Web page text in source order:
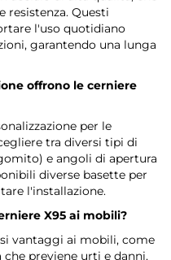
resistenza. Questi
l'uso quotidiano
garantendo una lunga
offrono le cerniere
per le
tra diversi tipi di
e angoli di apertura
diverse basette per
l'installazione.
X95 ai mobili?
vantaggi ai mobili, come
previene urti e danni,